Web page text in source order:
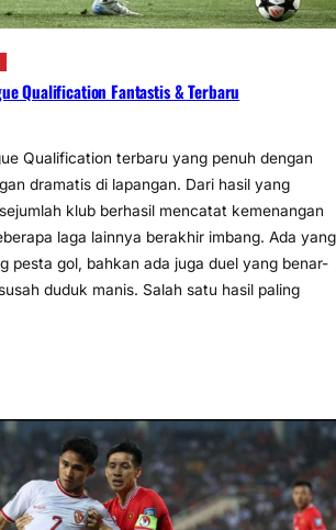
Qualification Fantastis & Terbaru
Qualification terbaru yang penuh dengan
dramatis di lapangan. Dari hasil yang
klub berhasil mencatat kemenangan
laga lainnya berakhir imbang. Ada yang
pesta gol, bahkan ada juga duel yang benar-
duduk manis. Salah satu hasil paling